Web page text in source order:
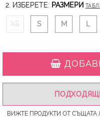
2. ИЗБЕРЕТЕ: РАЗМЕРИ
XS S M L
ВИЖТЕ ПРОДУКТИ ОТ